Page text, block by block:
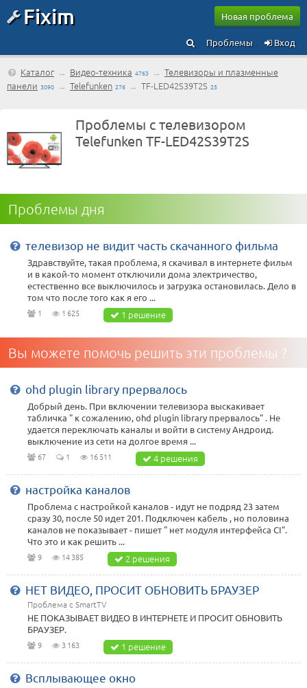
Fixim Новая проблема
Вход
Проблемы
Каталог → Видео-техника 4763 → Телевизоры и плазменные
панели 3090 → Telefunken 276 → TF-LED42S39T2S 25
Проблемы с телевизором
Telefunken TF-LED42S39T2S
Проблемы дня
телевизор не видит часть скачанного фильма
Здравствуйте, такая проблема, я скачивал в интернете фильм
и в какой-то момент отключили дома электричество,
естественно все выключилось и загрузка остановилась. Дело в
том что после того как я его ...
1 1 625 1 решение
Вы можете помочь решить эти проблемы ?
ohd plugin library прервалось
Добрый день. При включении телевизора выскакивает
табличка " к сожалению, ohd plugin library прервалось" . Не
удается переключать каналы и войти в систему Андроид.
выключение из сети на долгое время ...
67 1 16 511 4 решения
настройка каналов
Проблема с настройкой каналов - идут не подряд 23 затем
сразу 30, после 50 идет 201. Подключен кабель , но половина
каналов не показывает - пишет " нет модуля интерфейса СI".
Что это и как решить ...
9 14 385 2 решения
НЕТ ВИДЕО, ПРОСИТ ОБНОВИТЬ БРАУЗЕР
Проблема с SmartTV
НЕ ПОКАЗЫВАЕТ ВИДЕО В ИНТЕРНЕТЕ И ПРОСИТ ОБНОВИТЬ
БРАУЗЕР.
9 3 163 1 решение
Всплывающее окно